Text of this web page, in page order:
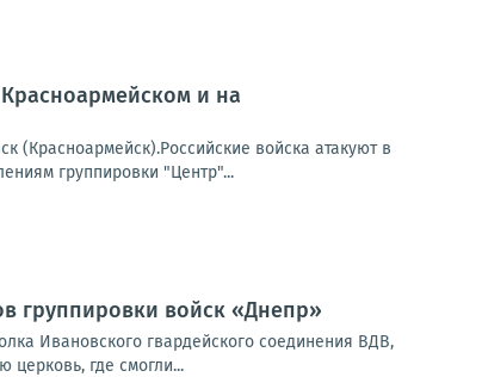
и на
(Красноармейск).Российские войска атакуют в
группировки "Центр"...
группировки войск «Днепр»
Ивановского гвардейского соединения ВДВ,
где смогли...